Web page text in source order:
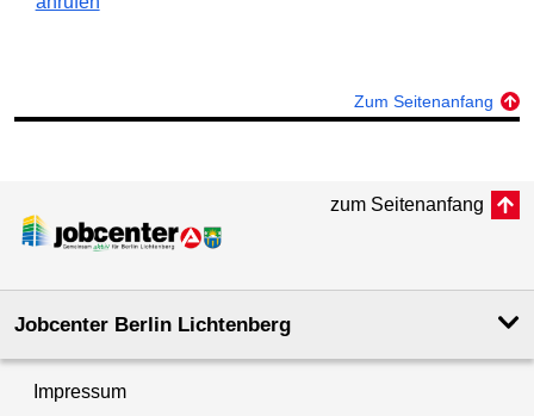
Zum Seitenanfang
zum Seitenanfang
Jobcenter Berlin Lichtenberg
Impressum